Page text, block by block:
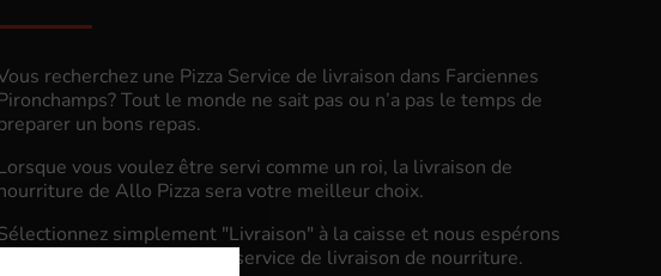
recherchez une Pizza Service de livraison dans Farciennes
Tout le monde ne sait pas ou n’a pas le temps de
un bons repas.
vous voulez être servi comme un roi, la livraison de
de Allo Pizza sera votre meilleur choix.
simplement "Livraison" à la caisse et nous espérons
que vous apprécierez notre service de livraison de nourriture.